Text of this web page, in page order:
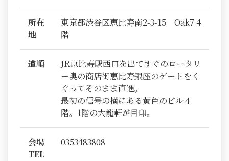
所在
地
東京都渋谷区恵比寿南2-3-15 Oak7 4
階
道順
JR恵比寿駅西口を出てすぐのロータリ
ー奥の商店街恵比寿銀座のゲートをく
ぐってそのまま直進。
最初の信号の横にある黄色のビル４
階。1階の大龍軒が目印。
会場
TEL
0353483808